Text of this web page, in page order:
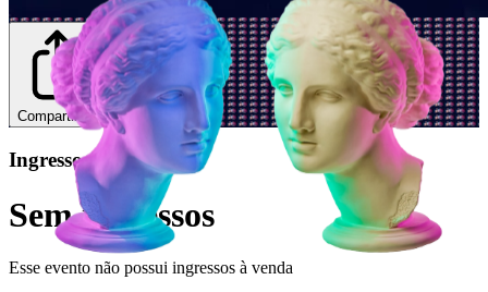
Compartilhar
Ingressos
Sem ingressos
Esse evento não possui ingressos à venda